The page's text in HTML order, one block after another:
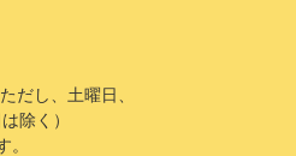
だし、土曜日、
除く）